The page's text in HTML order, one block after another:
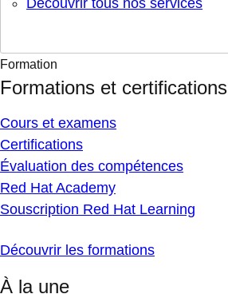
Découvrir tous nos services
Formation
Formations et certifications
Cours et examens
Certifications
Évaluation des compétences
Red Hat Academy
Souscription Red Hat Learning
Découvrir les formations
À la une